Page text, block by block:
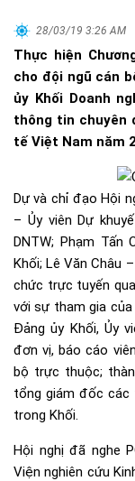
28/03/19 3:26 AM
Thực hiện
cho đội ngũ cán
ủy Khối Doanh
thông tin chuyên
tế Việt Nam năm
Dự và chỉ đạo Hội
– Ủy viên Dự
DNTW; Phạm
Khối; Lê Văn Châu
chức trực tuyến
với sự tham gia của
Đảng ủy Khối, Ủy
đơn vị, báo cáo
bộ trực thuộc;
tổng giám đốc các
trong Khối.
Hội nghị đã nghe
Viện nghiên cứu